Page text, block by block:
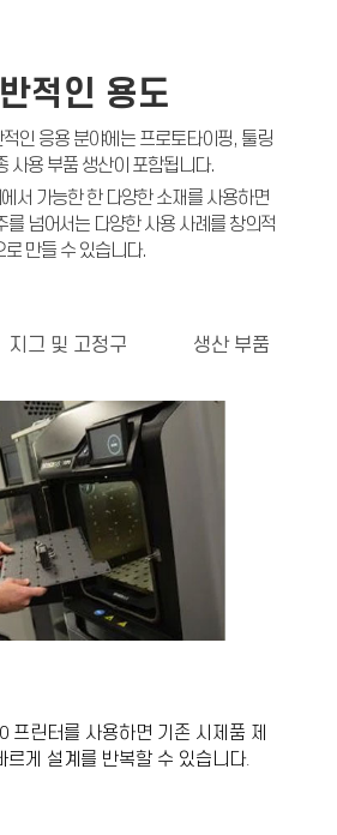
적인 용도
인 응용 분야에는 프로토타이핑, 툴링
사용 부품 생산이 포함됩니다.
서 가능한 한 다양한 소재를 사용하면
를 넘어서는 다양한 사용 사례를 창의적
로 만들 수 있습니다.
지그 및 고정구 생산 부품
프린터를 사용하면 기존 시제품 제
르게 설계를 반복할 수 있습니다.